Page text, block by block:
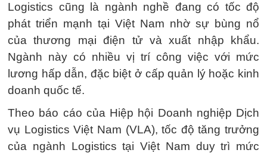
Logistics cũng là ngành nghề đang có tốc độ
phát triển mạnh tại Việt Nam nhờ sự bùng nổ
của thương mại điện tử và xuất nhập khẩu.
Ngành này có nhiều vị trí công việc với mức
lương hấp dẫn, đặc biệt ở cấp quản lý hoặc kinh
doanh quốc tế.
Theo báo cáo của Hiệp hội Doanh nghiệp Dịch
vụ Logistics Việt Nam (VLA), tốc độ tăng trưởng
của ngành Logistics tại Việt Nam duy trì mức